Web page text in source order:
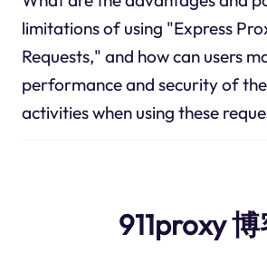
limitations of using "Express
Requests," and how can users
performance and security of
activities when using these
911proxy